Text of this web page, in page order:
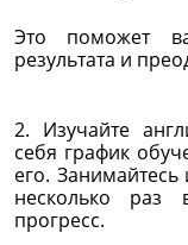
Это поможет
результата и
2. Изучайте
себя график
его.
несколько раз
прогресс.